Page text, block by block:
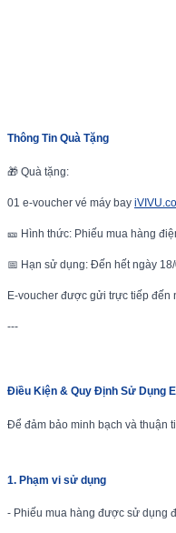
Thông Tin Quà Tặng
🎁 Quà tặng:
01 e-voucher vé máy bay
🎫 Hình thức: Phiếu mua hàng
📅 Hạn sử dụng: Đến hết ngày
E-voucher được gửi trực tiếp đến
---
Điều Kiện & Quy Định Sử Dụng
Để đảm bảo minh bạch và thuận
1. Phạm vi sử dụng
- Phiếu mua hàng được sử dụng